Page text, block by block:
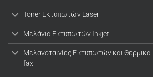
Toner Εκτυπωτών Laser
Μελάνια Εκτυπωτών Inkjet
Μελανοταινίες Εκτυπωτών και Θερμικά
fax